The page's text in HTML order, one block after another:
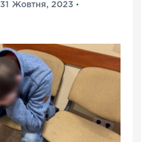
31 Жовтня, 2023